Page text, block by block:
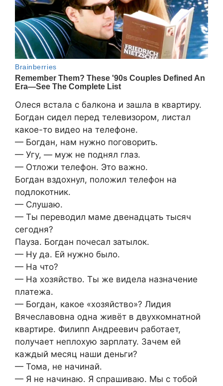
Олеся встала с балкона и зашла в квартиру.
Богдан сидел перед телевизором, листал
какое-то видео на телефоне.
— Богдан, нам нужно поговорить.
— Угу, — муж не поднял глаз.
— Отложи телефон. Это важно.
Богдан вздохнул, положил телефон на
подлокотник.
— Слушаю.
— Ты переводил маме двенадцать тысяч
сегодня?
Пауза. Богдан почесал затылок.
— Ну да. Ей нужно было.
— На что?
— На хозяйство. Ты же видела назначение
платежа.
— Богдан, какое «хозяйство»? Лидия
Вячеславовна одна живёт в двухкомнатной
квартире. Филипп Андреевич работает,
получает неплохую зарплату. Зачем ей
каждый месяц наши деньги?
— Тома, не начинай.
— Я не начинаю. Я спрашиваю. Мы с тобой